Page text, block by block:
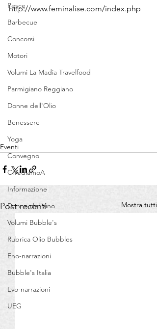
Pesce
Barbecue
Concorsi
Motori
Volumi La Madia Travelfood
Parmigiano Reggiano
Donne dell'Olio
Benessere
Yoga
Convegno
CiVediamoA
Informazione
Donne del Vino
Volumi Bubble's
Rubrica Olio Bubbles
Eno-narrazioni
Bubble's Italia
Evo-narrazioni
UEG
http://www.feminalise.com/index.php
Eventi
Post recenti Mostra tutti